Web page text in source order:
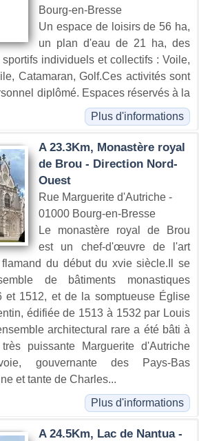
Bourg-en-Bresse
Un espace de loisirs de 56 ha,
un plan d'eau de 21 ha, des
individuels et collectifs : Voile,
Catamaran, Golf.Ces activités sont
diplômé. Espaces réservés à la
Plus d'informations
A 23.3Km, Monastère royal
de Brou - Direction Nord-
Ouest
Rue Marguerite d'Autriche -
01000 Bourg-en-Bresse
Le monastère royal de Brou
est un chef-d'œuvre de l'art
du début du xvie siècle.Il se
de bâtiments monastiques
et 1512, et de la somptueuse Église
édifiée de 1513 à 1532 par Louis
architectural rare a été bâti à
puissante Marguerite d'Autriche
gouvernante des Pays-Bas
et tante de Charles...
Plus d'informations
A 24.5Km, Lac de Nantua -